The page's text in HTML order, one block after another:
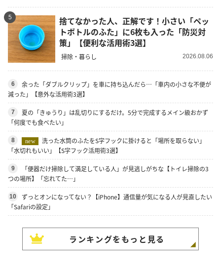
5
捨てなかった人、正解です！小さい「ペッ
トボトルのふた」に6枚も入った「防災対
策」【便利な活用術3選】
掃除・暮らし 2026.08.06
6
余った「ダブルクリップ」を車に持ち込んだら…「車内の小さな不便が
減った」【意外な活用術3選】
7
夏の「きゅうり」は乱切りにするだけ。5分で完成するメイン級おかず
「何度でも食べたい」
8 new
洗った水筒のふたをS字フックに掛けると「場所を取らない」
「水切れもいい」【S字フック活用術3選】
9
「便器だけ掃除して満足している人」が見逃しがちな【トイレ掃除の3
つの場所】「忘れてた…」
10
ずっとオンになってない？【iPhone】通信量が気になる人が見直したい
「Safariの設定」
ランキングをもっと見る